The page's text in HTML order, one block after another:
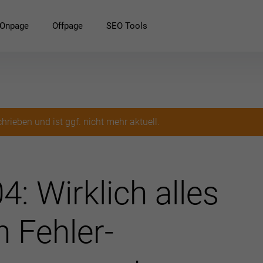
Onpage Offpage SEO Tools
und ist ggf. nicht mehr aktuell.
Wirklich alles
Fehler-